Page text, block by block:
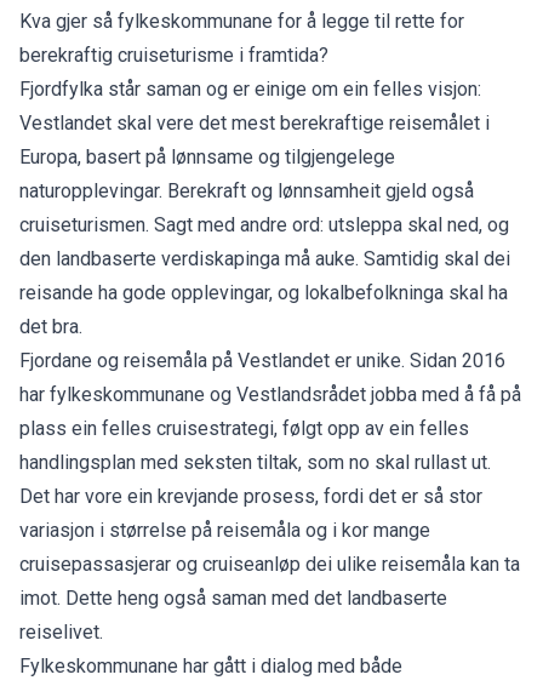
Kva gjer så fylkeskommunane for å legge til rette for
berekraftig cruiseturisme i framtida?
Fjordfylka står saman og er einige om ein felles visjon:
Vestlandet skal vere det mest berekraftige reisemålet i
Europa, basert på lønnsame og tilgjengelege
naturopplevingar. Berekraft og lønnsamheit gjeld også
cruiseturismen. Sagt med andre ord: utsleppa skal ned, og
den landbaserte verdiskapinga må auke. Samtidig skal dei
reisande ha gode opplevingar, og lokalbefolkninga skal ha
det bra.
Fjordane og reisemåla på Vestlandet er unike. Sidan 2016
har fylkeskommunane og Vestlandsrådet jobba med å få på
plass ein felles cruisestrategi, følgt opp av ein felles
handlingsplan med seksten tiltak, som no skal rullast ut.
Det har vore ein krevjande prosess, fordi det er så stor
variasjon i størrelse på reisemåla og i kor mange
cruisepassasjerar og cruiseanløp dei ulike reisemåla kan ta
imot. Dette heng også saman med det landbaserte
reiselivet.
Fylkeskommunane har gått i dialog med både